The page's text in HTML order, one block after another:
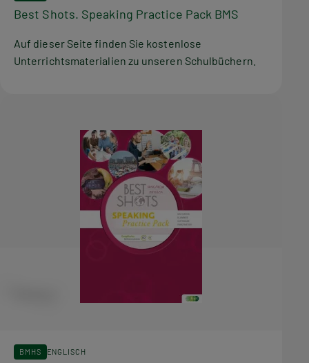
Best Shots. Speaking Practice Pack BMS
Auf dieser Seite finden Sie kostenlose
Unterrichtsmaterialien zu unseren Schulbüchern.
BMHS ENGLISCH